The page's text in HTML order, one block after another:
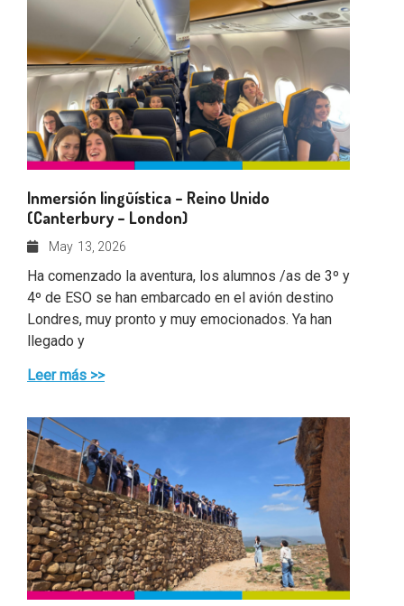
Inmersión lingüística – Reino Unido
(Canterbury – London)
May 13, 2026
Ha comenzado la aventura, los alumnos /as de 3º y
4º de ESO se han embarcado en el avión destino
Londres, muy pronto y muy emocionados. Ya han
llegado y
Leer más >>